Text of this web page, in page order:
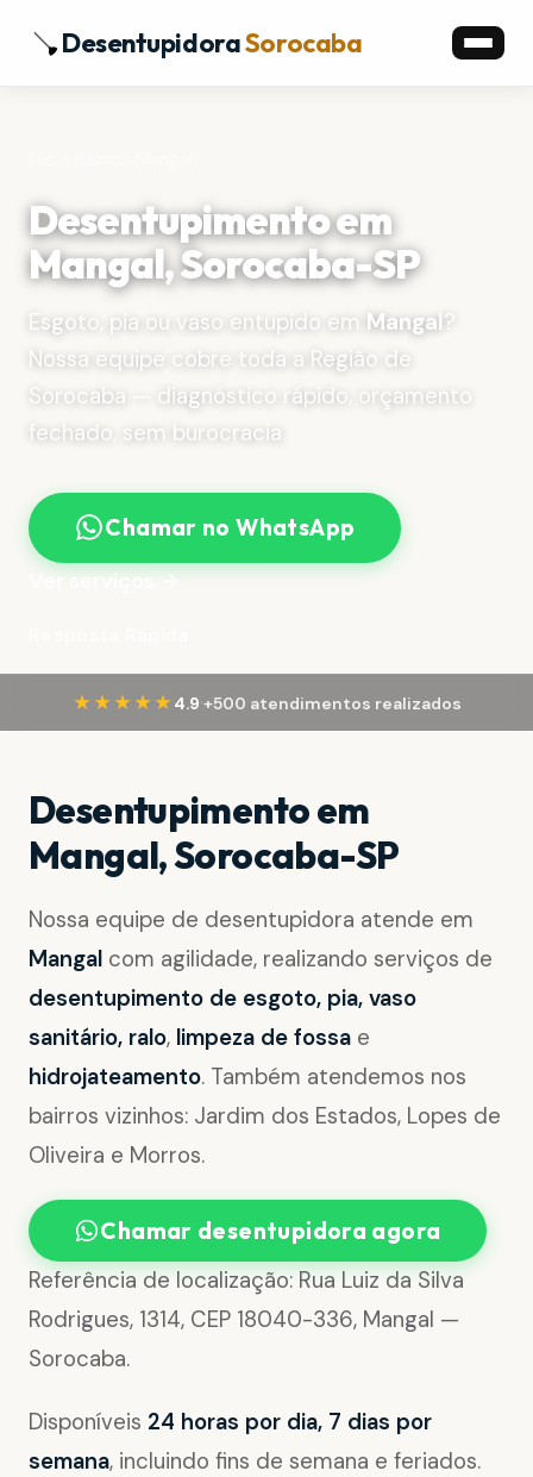
DesentupidoraSorocaba
Desentupimento em
Mangal, Sorocaba-SP
Esgoto, pia ou vaso entupido em Mangal ?
Nossa equipe cobre toda a Região de
Sorocaba — diagnóstico rápido, orçamento
fechado, sem burocracia.
Chamar no WhatsApp
Ver serviços →
★★★★★ 4.9·+500 atendimentos realizados
Desentupimento em
Mangal, Sorocaba-SP
Nossa equipe de desentupidora atende em
Mangal com agilidade, realizando serviços de
desentupimento de esgoto, pia, vaso
sanitário, ralo, limpeza de fossa e
hidrojateamento. Também atendemos nos
bairros vizinhos: Jardim dos Estados, Lopes de
Oliveira e Morros.
Chamar desentupidora agora
Referência de localização: Rua Luiz da Silva
Rodrigues, 1314, CEP 18040-336, Mangal —
Sorocaba.
Disponíveis 24 horas por dia, 7 dias por
semana, incluindo fins de semana e feriados.